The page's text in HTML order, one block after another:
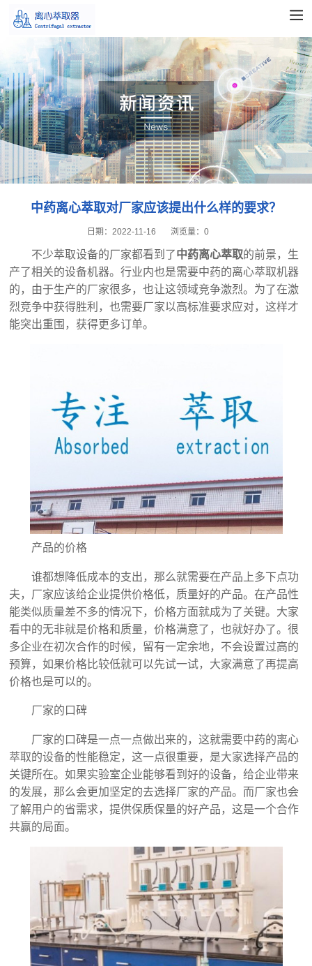
中药离心萃取对厂家应该提出什么样的要求？
2022-11-16
日期： 浏览量：0
不少萃取设备的厂家都看到了中药离心萃取的前景，生
产了相关的设备机器。行业内也是需要中药的离心萃取机器
的，由于生产的厂家很多，也让这领域竞争激烈。为了在激
烈竞争中获得胜利，也需要厂家以高标准要求应对，这样才
能突出重围，获得更多订单。
产品的价格
谁都想降低成本的支出，那么就需要在产品上多下点功
夫，厂家应该给企业提供价格低，质量好的产品。在产品性
能类似质量差不多的情况下，价格方面就成为了关键。大家
看中的无非就是价格和质量，价格满意了，也就好办了。很
多企业在初次合作的时候，留有一定余地，不会设置过高的
预算，如果价格比较低就可以先试一试，大家满意了再提高
价格也是可以的。
厂家的口碑
厂家的口碑是一点一点做出来的，这就需要中药的离心
萃取的设备的性能稳定，这一点很重要，是大家选择产品的
关键所在。如果实验室企业能够看到好的设备，给企业带来
的发展，那么会更加坚定的去选择厂家的产品。而厂家也会
了解用户的省需求，提供保质保量的好产品，这是一个合作
共赢的局面。